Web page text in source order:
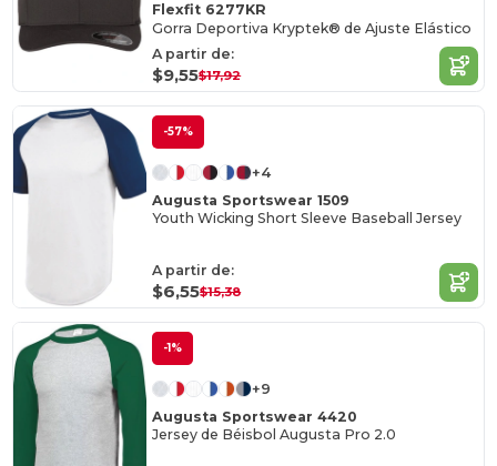
Flexfit 6277KR
Gorra Deportiva Kryptek® de Ajuste Elástico
A partir de:
$9,55$17,92
-57%
+4
Augusta Sportswear 1509
Youth Wicking Short Sleeve Baseball Jersey
A partir de:
$6,55$15,38
-1%
+9
Augusta Sportswear 4420
Jersey de Béisbol Augusta Pro 2.0